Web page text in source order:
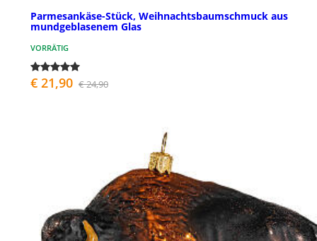
Parmesankäse-Stück, Weihnachtsbaumschmuck aus
mundgeblasenem Glas
VORRÄTIG
€ 21,90 € 24,90